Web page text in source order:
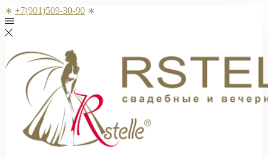
∗ +7(901)509-30-90 ∗